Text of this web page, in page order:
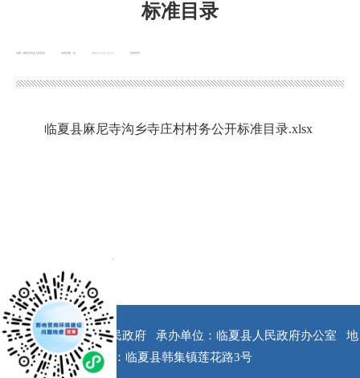
标准目录
来源：麻尼寺沟乡人民政府 浏览次数： 发布时间：
2022-11-14 16:11
临夏县麻尼寺沟乡寺庄村村务公开标准目录.xlsx
版权所有：临夏县人民政府 承办单位：临夏县人民政府办公室
地
址：临夏县韩集镇莲花路3号
x